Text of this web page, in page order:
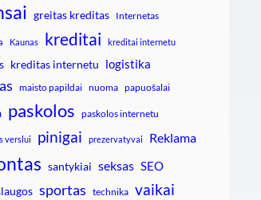
greitas kreditas Internetas
Kaunas kreditai kreditai internetu
kreditas internetu logistika
maisto papildai nuoma papuošalai
paskolos paskolos internetu
verslui pinigai prezervatyvai Reklama
santykiai seksas SEO
sportas technika vaikai